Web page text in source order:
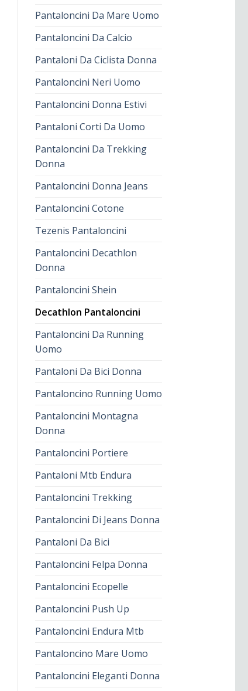
Pantaloncini Da Mare Uomo
Pantaloncini Da Calcio
Pantaloni Da Ciclista Donna
Pantaloncini Neri Uomo
Pantaloncini Donna Estivi
Pantaloni Corti Da Uomo
Pantaloncini Da Trekking
Donna
Pantaloncini Donna Jeans
Pantaloncini Cotone
Tezenis Pantaloncini
Pantaloncini Decathlon
Donna
Pantaloncini Shein
Decathlon Pantaloncini
Pantaloncini Da Running
Uomo
Pantaloni Da Bici Donna
Pantaloncino Running Uomo
Pantaloncini Montagna
Donna
Pantaloncini Portiere
Pantaloni Mtb Endura
Pantaloncini Trekking
Pantaloncini Di Jeans Donna
Pantaloni Da Bici
Pantaloncini Felpa Donna
Pantaloncini Ecopelle
Pantaloncini Push Up
Pantaloncini Endura Mtb
Pantaloncino Mare Uomo
Pantaloncini Eleganti Donna